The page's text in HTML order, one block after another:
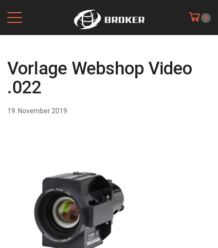
0
Vorlage Webshop Video
.022
19. November 2019